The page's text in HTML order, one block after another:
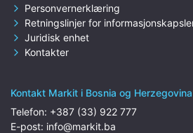
Personvernerklæring
Retningslinjer for
Juridisk enhet
Kontakter
Kontakt Markit i Bosnia og Herzegovina
Telefon: +387 (33) 922 777
E-post: info@markit.ba